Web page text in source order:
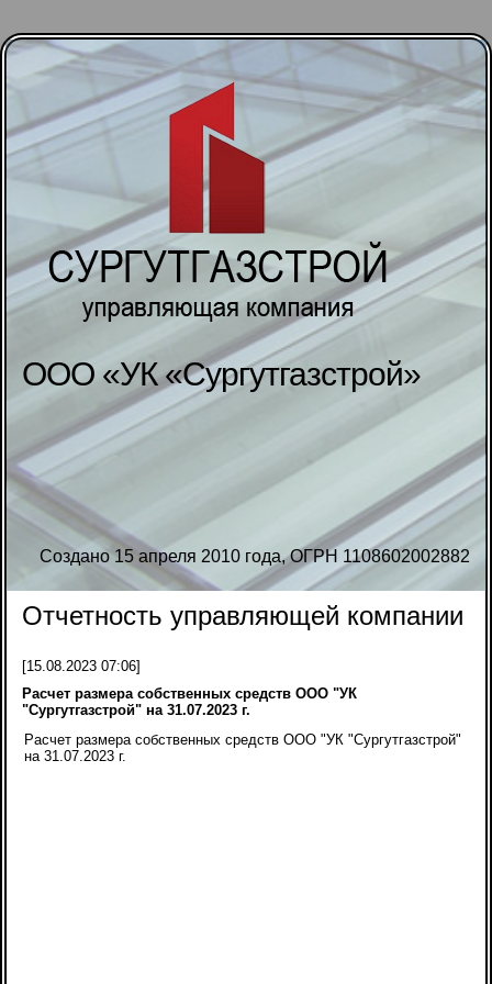
ООО «УК «Сургутгазстрой»
Создано 15 апреля 2010 года, ОГРН 1108602002882
Отчетность управляющей компании
[15.08.2023 07:06]
Расчет размера собственных средств ООО "УК
"Сургутгазстрой" на 31.07.2023 г.